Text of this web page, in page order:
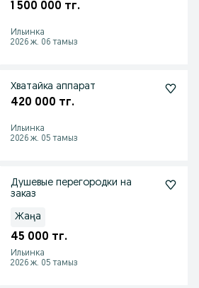
1 500 000 тг.
Ильинка
2026 ж. 06 тамыз
Хватайка аппарат
420 000 тг.
Ильинка
2026 ж. 05 тамыз
Душевые перегородки на
заказ
Жаңа
45 000 тг.
Ильинка
2026 ж. 05 тамыз